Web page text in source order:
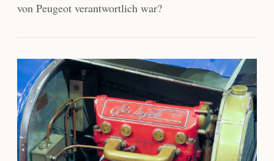
von Peugeot verantwortlich war?